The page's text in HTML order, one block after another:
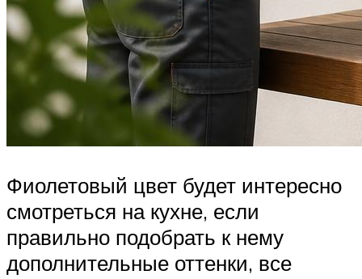
Фиолетовый цвет будет интересно
смотреться на кухне, если
правильно подобрать к нему
дополнительные оттенки, все